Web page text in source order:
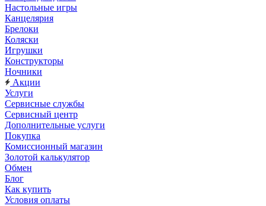
Настольные игры
Канцелярия
Брелоки
Коляски
Игрушки
Конструкторы
Ночники
Акции
Услуги
Сервисные службы
Сервисный центр
Дополнительные услуги
Покупка
Комиссионный магазин
Золотой калькулятор
Обмен
Блог
Как купить
Условия оплаты